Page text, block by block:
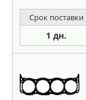
Срок поставки
1 дн.